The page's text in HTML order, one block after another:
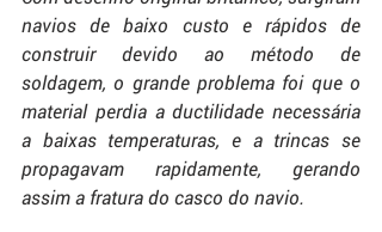
navios de baixo custo e rápidos de
construir devido ao método de
soldagem, o grande problema foi que o
material perdia a ductilidade necessária
a baixas temperaturas, e a trincas se
propagavam rapidamente, gerando
assim a fratura do casco do navio.